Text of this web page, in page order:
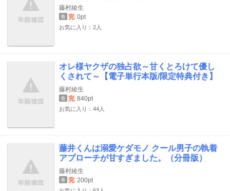
藤村綾生
巻 完 0pt
お気に入り：2人
オレ様ヤクザの独占欲～甘くとろけて優し
くされて～【電子単行本版/限定特典付き】
藤村綾生
巻 完 840pt
お気に入り：44人
藤井くんは溺愛ケダモノ クール男子の執着
アプローチが甘すぎました。（分冊版）
藤村綾生
巻 完 200pt